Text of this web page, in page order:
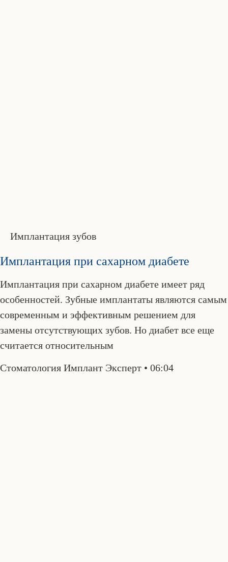
Имплантация зубов
Имплантация при сахарном диабете
Имплантация при сахарном диабете имеет ряд
особенностей. Зубные имплантаты являются самым
современным и эффективным решением для
замены отсутствующих зубов. Но диабет все еще
считается относительным
Стоматология Имплант Эксперт 06:04